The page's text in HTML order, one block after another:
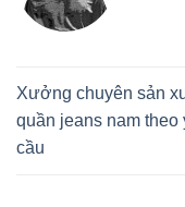
Xưởng chuyên sản
quần jeans nam theo
cầu